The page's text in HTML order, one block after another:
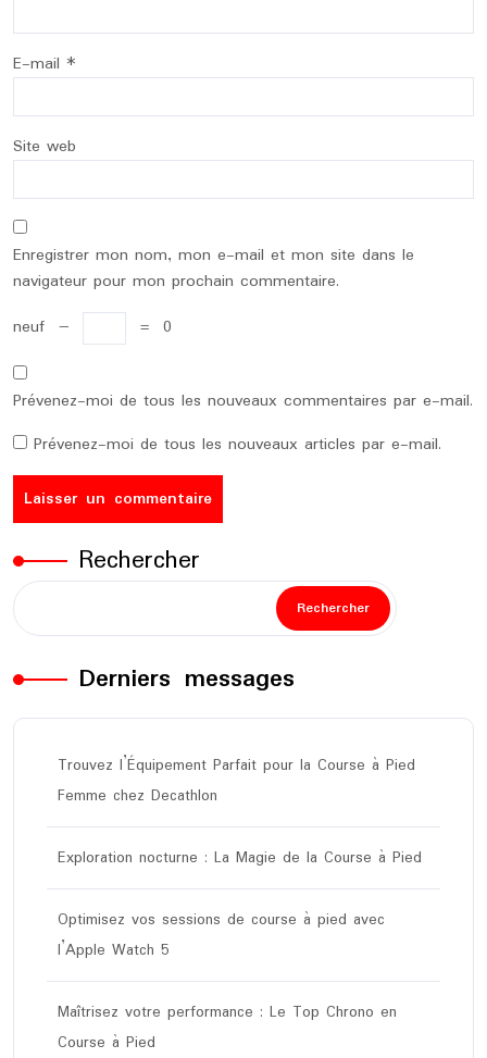
E-mail *
Site web
Enregistrer mon nom, mon e-mail et mon site dans le
navigateur pour mon prochain commentaire.
neuf − = 0
Prévenez-moi de tous les nouveaux commentaires par e-mail.
Prévenez-moi de tous les nouveaux articles par e-mail.
Rechercher
Rechercher
Derniers messages
Trouvez l’Équipement Parfait pour la Course à Pied
Femme chez Decathlon
Exploration nocturne : La Magie de la Course à Pied
Optimisez vos sessions de course à pied avec
l’Apple Watch 5
Maîtrisez votre performance : Le Top Chrono en
Course à Pied